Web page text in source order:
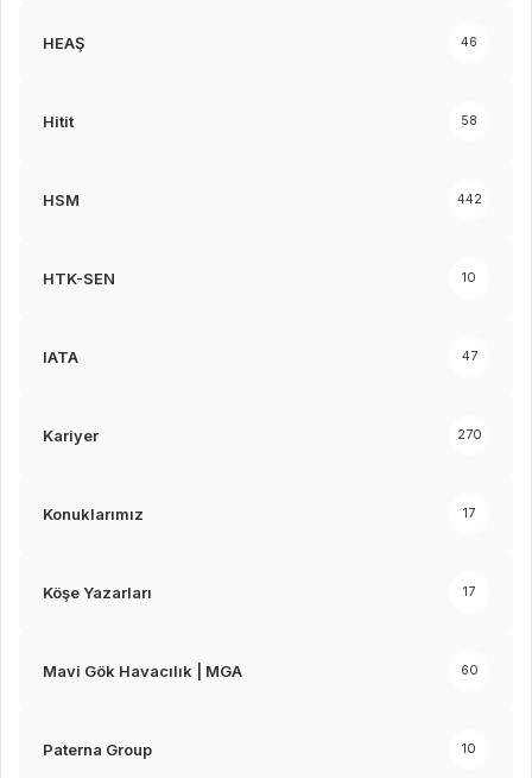
HEAŞ 46
Hitit 58
HSM 442
HTK-SEN 10
IATA 47
Kariyer 270
Konuklarımız 17
Köşe Yazarları 17
Mavi Gök Havacılık | MGA 60
Paterna Group 10